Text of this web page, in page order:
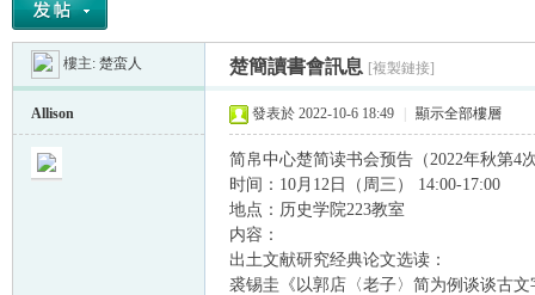
» › ›
樓主: 楚蛮人 楚簡讀書會訊息 [複製鏈接]
Allison 發表於 2022-10-6 18:49 顯示全部樓層
简帛中心楚简读书会预告（2022年秋第4
时间：10月12日（周三） 14:00-17:00
地点：历史学院223教室
内容：
出土文献研究经典论文选读：
裘锡圭《以郭店〈老子〉简为例谈谈古